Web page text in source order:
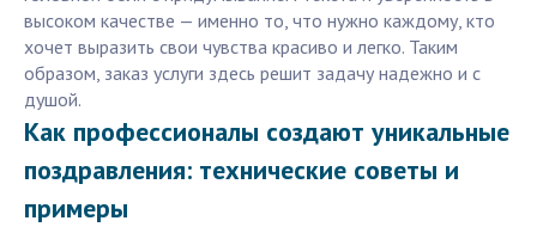
высоком качестве — именно то, что нужно каждому, кто
хочет выразить свои чувства красиво и легко. Таким
образом, заказ услуги здесь решит задачу надежно и с
душой.
Как профессионалы создают уникальные
поздравления: технические советы и
примеры